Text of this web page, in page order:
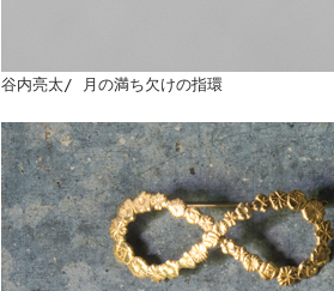
谷内亮太/ 月の満ち欠けの指環